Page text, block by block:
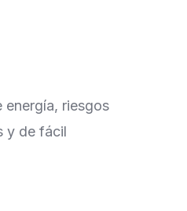
energía, riesgos
y de fácil